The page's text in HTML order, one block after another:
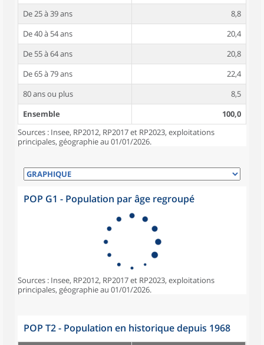
De 25 à 39 ans
8,8
De 40 à 54 ans
20,4
De 55 à 64 ans
20,8
De 65 à 79 ans
22,4
80 ans ou plus
8,5
Ensemble
100,0
Sources : Insee, RP2012, RP2017 et RP2023, exploitations
principales, géographie au 01/01/2026.
POP G1 - Population par âge regroupé
Sources : Insee, RP2012, RP2017 et RP2023, exploitations
principales, géographie au 01/01/2026.
POP T2 - Population en historique depuis 1968